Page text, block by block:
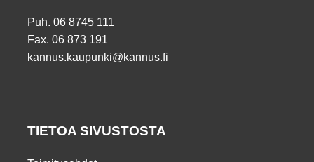
Puh. 06 8745 111
Fax. 06 873 191
kannus.kaupunki@kannus.fi
TIETOA SIVUSTOSTA